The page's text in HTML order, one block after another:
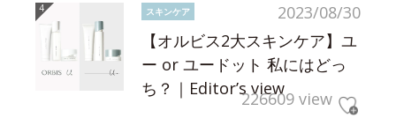
2023/08/30
スキンケア
【オルビス2大スキンケア】ユ
ー or ユードット 私にはどっ
ち？｜Editor’s view226609 view